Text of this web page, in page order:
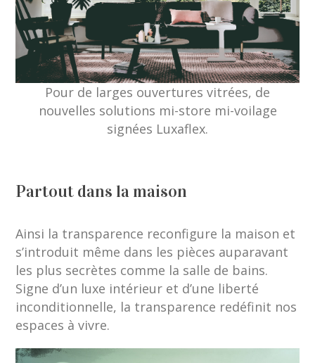
Pour de larges ouvertures vitrées, de
nouvelles solutions mi-store mi-voilage
signées Luxaflex.
Partout dans la maison
Ainsi la transparence reconfigure la maison et
s’introduit même dans les pièces auparavant
les plus secrètes comme la salle de bains.
Signe d’un luxe intérieur et d’une liberté
inconditionnelle, la transparence redéfinit nos
espaces à vivre.